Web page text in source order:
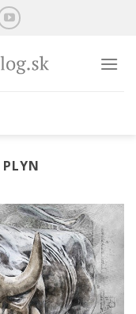
PLYN